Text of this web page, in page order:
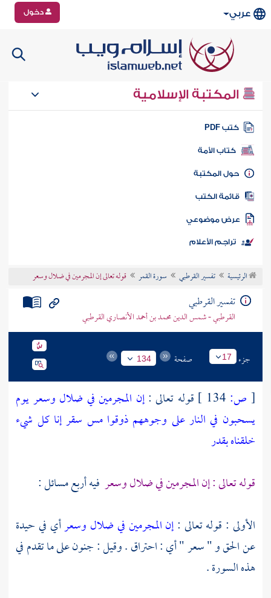
عربي دخول
المكتبة الإسلامية
كتب PDF
كتاب الأمة
المكتبة
الكتب
موضوعي
تراجم الأعلام
الرئيسية تفسير القرطبي سورة القمر قوله تعالى إن المجرمين في ضلال وسعر
تفسير القرطبي
القرطبي - شمس الدين محمد بن أحمد الأنصاري القرطبي
جزء 17 صفحة 134
[ ص: قوله تعالى :إن المجرمين في ضلال وسعر يوم
يسحبون في النار على وجوههم ذوقوا مس سقر إنا كل شيء
خلقناه بقدر
قوله تعالى : إن المجرمين في ضلال وسعر فيه أربع مسائل :
الأولى : قوله تعالى :إن المجرمين في ضلال وسعرأي في حيدة
عن الحق و " سعر " أي : احتراق . وقيل : جنون على ما تقدم في
هذه السورة .